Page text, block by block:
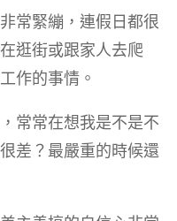
常緊繃，連假日都很
逛街或跟家人去爬
作的事情。
常常在想我是不是不
差？最嚴重的時候還